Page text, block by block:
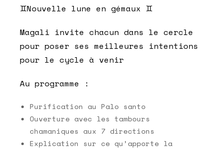
♊️Nouvelle lune en gémaux ♊️
Magali invite chacun dans le cercle
pour poser ses meilleures intentions
pour le cycle à venir
Au programme :
Purification au Palo santo
Ouverture avec les tambours
chamaniques aux 7 directions
Explication sur ce qu’apporte la